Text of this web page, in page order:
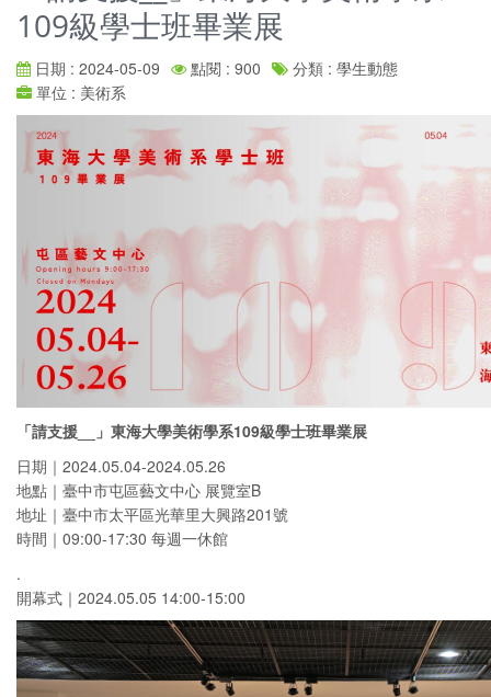
109級學士班畢業展
日期 : 2024-05-09 點閱 : 900
分類 : 學生動態
單位 : 美術系
「請支援__」東海大學美術學系109級學士班畢業展
日期｜2024.05.04-2024.05.26
地點｜臺中市屯區藝文中心 展覽室B
地址｜臺中市太平區光華里大興路201號
時間｜09:00-17:30 每週一休館
.
開幕式｜2024.05.05 14:00-15:00